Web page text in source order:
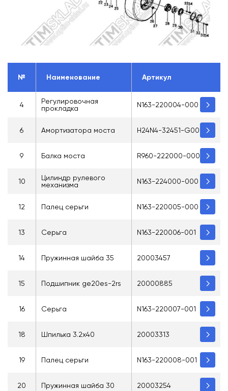
№ Наименование Артикул
4
Регулировочная
прокладка
N163-220004-000
6 Амортизатора моста H24N4-32451-G00
9 Балка моста R960-222000-000
10
Цилиндр рулевого
механизма
N163-224000-000
12 Палец серьги N163-220005-000
13 Серьга N163-220006-001
14 Пружинная шайба 35 20003457
15 Подшипник ge20es-2rs 20000885
16 Серьга N163-220007-001
18 Шпилька 3.2x40 20003313
19 Палец серьги N163-220008-001
20 Пружинная шайба 30 20003254